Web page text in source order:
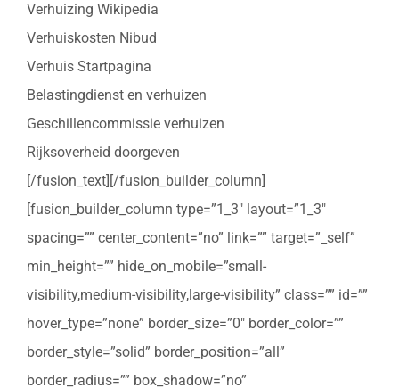
Verhuizing Wikipedia
Verhuiskosten Nibud
Verhuis Startpagina
Belastingdienst en verhuizen
Geschillencommissie verhuizen
Rijksoverheid doorgeven
[/fusion_text][/fusion_builder_column]
[fusion_builder_column type=”1_3″ layout=”1_3″
spacing=”” center_content=”no” link=”” target=”_self”
min_height=”” hide_on_mobile=”small-
visibility,medium-visibility,large-visibility” class=”” id=””
hover_type=”none” border_size=”0″ border_color=””
border_style=”solid” border_position=”all”
border_radius=”” box_shadow=”no”